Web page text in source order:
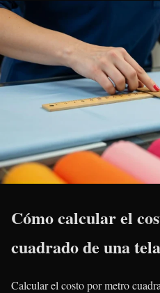
Cómo calcular el
cuadrado de una
Calcular el costo por metro